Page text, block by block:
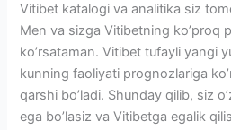
Vitibet katalogi va analitika siz
Men va sizga Vitibetning ko’proq
ko’rsataman. Vitibet tufayli yangi
kunning faoliyati prognozlariga
qarshi bo’ladi. Shunday qilib, siz
ega bo’lasiz va Vitibetga egalik